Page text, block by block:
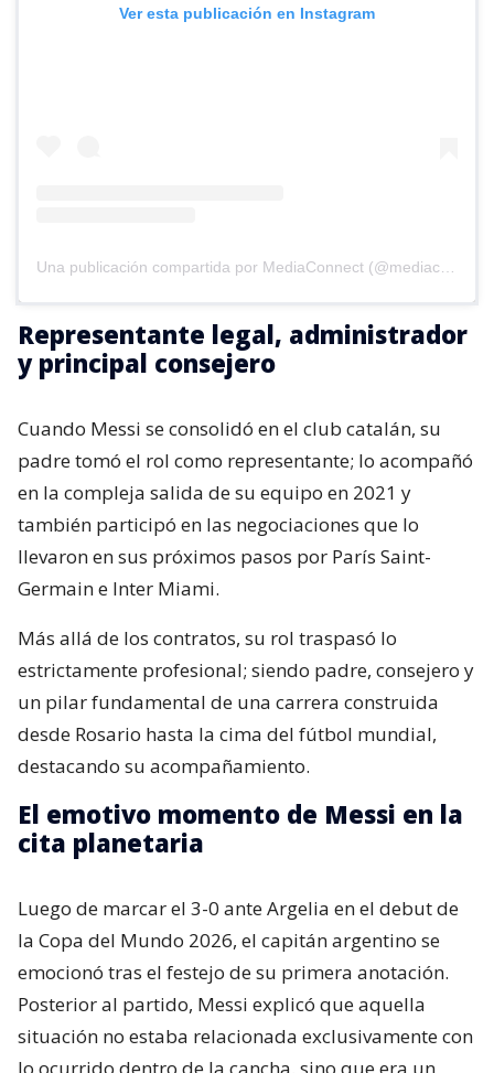
Ver esta publicación en Instagram
Representante legal, administrador
y principal consejero
Cuando Messi se consolidó en el club catalán, su
padre tomó el rol como representante; lo acompañó
en la compleja salida de su equipo en 2021 y
también participó en las negociaciones que lo
llevaron en sus próximos pasos por París Saint-
Germain e Inter Miami.
Más allá de los contratos, su rol traspasó lo
estrictamente profesional; siendo padre, consejero y
un pilar fundamental de una carrera construida
desde Rosario hasta la cima del fútbol mundial,
destacando su acompañamiento.
El emotivo momento de Messi en la
cita planetaria
Luego de marcar el 3-0 ante Argelia en el debut de
la Copa del Mundo 2026, el capitán argentino se
emocionó tras el festejo de su primera anotación.
Posterior al partido, Messi explicó que aquella
situación no estaba relacionada exclusivamente con
lo ocurrido dentro de la cancha, sino que era un